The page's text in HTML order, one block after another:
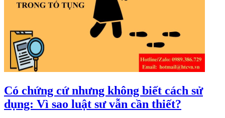
Có chứng cứ nhưng không biết cách sử
dụng: Vì sao luật sư vẫn cần thiết?